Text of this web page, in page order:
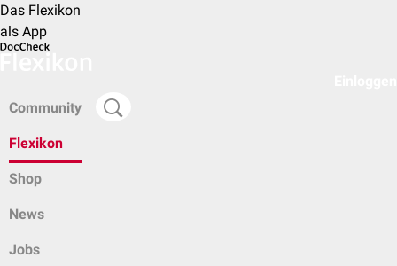
Das Flexikon
als App
Community
Flexikon
Shop
News
Jobs